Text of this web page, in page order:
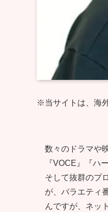
※当サイトは、海
数々のドラマや
『VOCE』『ハ
そして抜群のプ
が、バラエティ
んですが、ネッ